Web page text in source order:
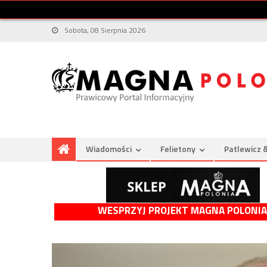
Sobota, 08 Sierpnia 2026
Wiadomości Felietony Patlewicz
WESPRZYJ PROJEKT MAGNA POLONIA